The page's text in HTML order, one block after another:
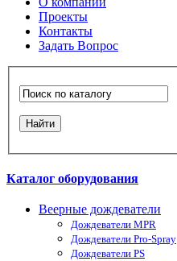
Проекты
Контакты
Задать Вопрос
Каталог оборудования
Веерные дождеватели
Дождеватели MPR
Дождеватели Pro-Spray
Дождеватели PS